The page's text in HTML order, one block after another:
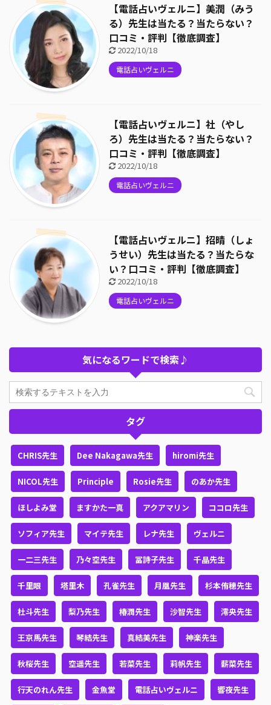
【電話占いヴェルニ】美潤（みう
る）先生は当たる？当たらない？
口コミ・評判【徹底調査】
2022/10/18
電話占いヴェルニ
【電話占いヴェルニ】社（やし
ろ）先生は当たる？当たらない？
口コミ・評判【徹底調査】
2022/10/18
電話占いヴェルニ
【電話占いヴェルニ】招晴（しょ
うせい）先生は当たる？当たらな
い？口コミ・評判【徹底調査】
2022/10/18
電話占いヴェルニ
気になるワードで検索♪
タグ
CHRIS先生 Dee Nakagawa先生 hiromi先生
NICOL先生 Principle Rosie先生 のあか先生
ほしよみ堂 ますかた一真 アクアマリン ココロ先生
ソフィア先生 マイテ先生 レナ先生 ヴェルニ
一二三先生 乃々空先生 冨詩子先生 千晶先生
千里眼 塔里木 孔雀先生 月凰先生 杉本侑穂先生
杜斗先生 梨乃先生 椿潤先生 沙智先生 澪央先生
王京馬先生 琴結先生 真結美先生 神楽先生
秋桜先生 空遥先生 若菜先生 莉帆先生 薪菜先生
行天のれん先生 金魚堂 電話占いヴェルニ 響夜先生